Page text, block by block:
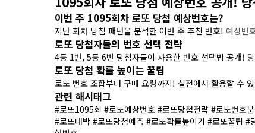
이번 주 1095회차 로또 당첨 예상번호는?
지난 회차 당첨 패턴을 분석한 이번 주 추천 번호! 예상번
로또 당첨자들의 번호 선택 전략
4등 1번, 5등 6번 당첨자들이 사용한 번호 선택법 공개!
로또 당첨 확률 높이는 꿀팁
로또 번호 조합부터 구매 요령까지! 실전에서 활용할 수
관련 해시태그
#로또1095회 #로또예상번호 #로또당첨전략 #로또번호
#로또대박 #로또당첨예측 #로또확률높이기 #로또꿀팁